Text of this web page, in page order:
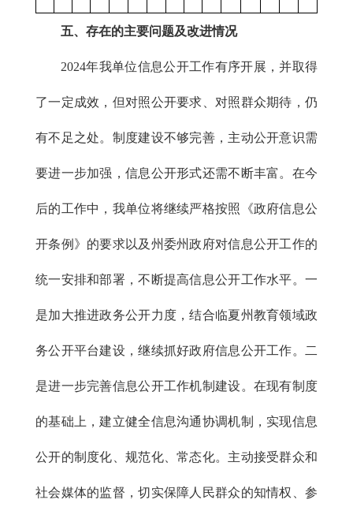
五、存在的主要问题及改进情况
2024年我单位信息公开工作有序开展，并取得
了一定成效，但对照公开要求、对照群众期待，仍
有不足之处。制度建设不够完善，主动公开意识需
要进一步加强，信息公开形式还需不断丰富。在今
后的工作中，我单位将继续严格按照《政府信息公
开条例》的要求以及州委州政府对信息公开工作的
统一安排和部署，不断提高信息公开工作水平。一
是加大推进政务公开力度，结合临夏州教育领域政
务公开平台建设，继续抓好政府信息公开工作。二
是进一步完善信息公开工作机制建设。在现有制度
的基础上，建立健全信息沟通协调机制，实现信息
公开的制度化、规范化、常态化。主动接受群众和
社会媒体的监督，切实保障人民群众的知情权、参